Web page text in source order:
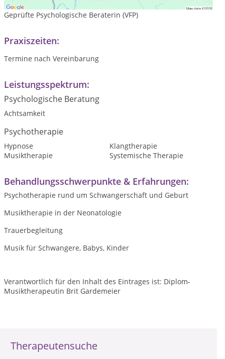
Therapeutensuche
Heilpraktikerin für Psychotherapie, Hypnosetherapeutin,
Geprüfte Psychologische Beraterin (VFP)
Praxiszeiten:
Termine nach Vereinbarung
Leistungsspektrum:
Psychologische Beratung
Achtsamkeit
Psychotherapie
Hypnose
Klangtherapie
Musiktherapie
Systemische Therapie
Behandlungsschwerpunkte & Erfahrungen:
Psychotherapie rund um Schwangerschaft und Geburt
Musiktherapie in der Neonatologie
Trauerbegleitung
Musik für Schwangere, Babys, Kinder
Verantwortlich für den Inhalt des Eintrages ist: Diplom-
Musiktherapeutin Brit Gardemeier